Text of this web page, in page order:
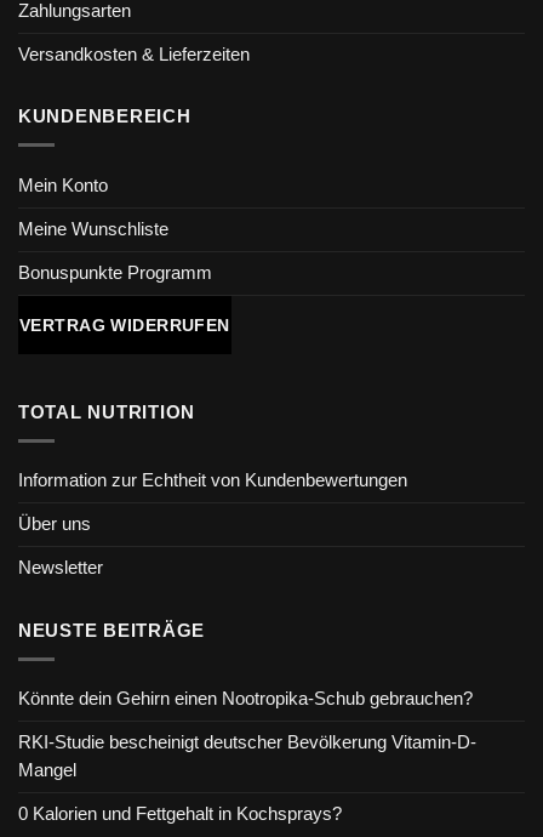
Zahlungsarten
Versandkosten & Lieferzeiten
KUNDENBEREICH
Mein Konto
Meine Wunschliste
Bonuspunkte Programm
VERTRAG WIDERRUFEN
TOTAL NUTRITION
Information zur Echtheit von Kundenbewertungen
Über uns
Newsletter
NEUSTE BEITRÄGE
Könnte dein Gehirn einen Nootropika-Schub gebrauchen?
RKI-Studie bescheinigt deutscher Bevölkerung Vitamin-D-
Mangel
0 Kalorien und Fettgehalt in Kochsprays?